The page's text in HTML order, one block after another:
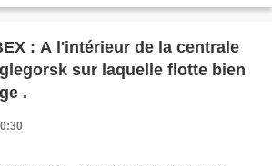
: A l'intérieur de la centrale
sur laquelle flotte bien
.